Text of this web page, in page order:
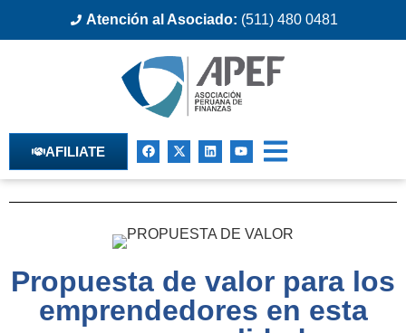
Atención al Asociado: (511) 480 0481
AFILIATE
Propuesta de valor para los
emprendedores en esta